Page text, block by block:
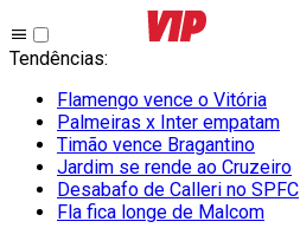
Tendências:
Flamengo vence o Vitória
Palmeiras x Inter empatam
Timão vence Bragantino
Jardim se rende ao Cruzeiro
Desabafo de Calleri no SPFC
Fla fica longe de Malcom